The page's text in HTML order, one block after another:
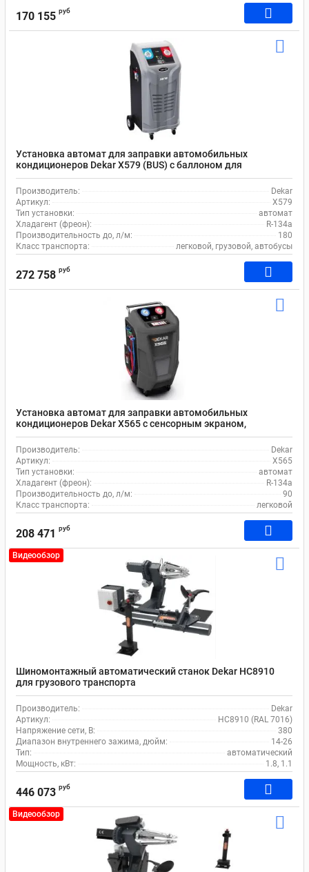
170 155 руб
Установка автомат для заправки автомобильных
кондиционеров Dekar X579 (BUS) с баллоном для
хладагента 42 л
Производитель:
Dekar
Артикул:
X579
Тип установки:
автомат
Хладагент (фреон):
R-134a
Производительность до, л/м:
180
Класс транспорта:
легковой, грузовой, автобусы
272 758 руб
Установка автомат для заправки автомобильных
кондиционеров Dekar X565 с сенсорным экраном,
принтером, базой данных
Производитель:
Dekar
Артикул:
X565
Тип установки:
автомат
Хладагент (фреон):
R-134a
Производительность до, л/м:
90
Класс транспорта:
легковой
208 471 руб
Видеообзор
Шиномонтажный автоматический станок Dekar HC8910
для грузового транспорта
Производитель:
Dekar
Артикул:
HC8910 (RAL 7016)
Напряжение сети, В:
380
Диапазон внутреннего зажима, дюйм:
14-26
Тип:
автоматический
Мощность, кВт:
1.8, 1.1
446 073 руб
Видеообзор